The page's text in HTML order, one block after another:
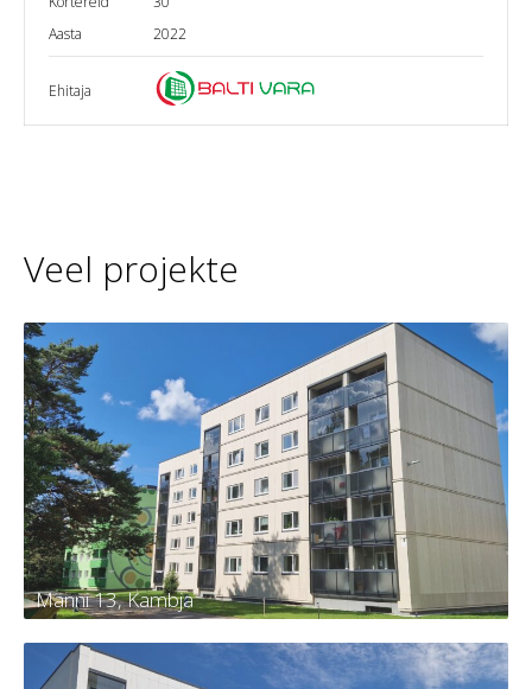
Aasta
2022
Ehitaja
Veel projekte
Männi 13, Kambja